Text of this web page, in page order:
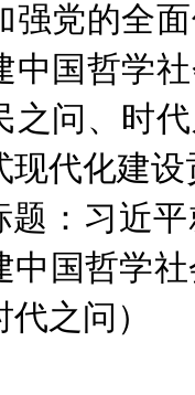
强党的全
中国哲学
之问、时
现代化建
题：习近
中国哲学
之问）